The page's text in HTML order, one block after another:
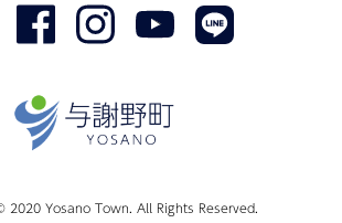
2020 Yosano Town. All Rights Reserved.